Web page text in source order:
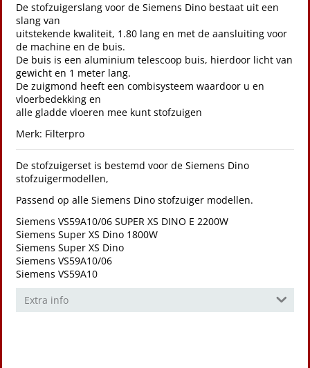
De stofzuigerslang voor de Siemens Dino bestaat uit een
slang van
uitstekende kwaliteit, 1.80 lang en met de aansluiting voor
de machine en de buis.
De buis is een aluminium telescoop buis, hierdoor licht van
gewicht en 1 meter lang.
De zuigmond heeft een combisysteem waardoor u en
vloerbedekking en
alle gladde vloeren mee kunt stofzuigen
Merk: Filterpro
De stofzuigerset is bestemd voor de Siemens Dino
stofzuigermodellen,
Passend op alle Siemens Dino stofzuiger modellen.
Siemens VS59A10/06 SUPER XS DINO E 2200W
Siemens Super XS Dino 1800W
Siemens Super XS Dino
Siemens VS59A10/06
Siemens VS59A10
Extra info